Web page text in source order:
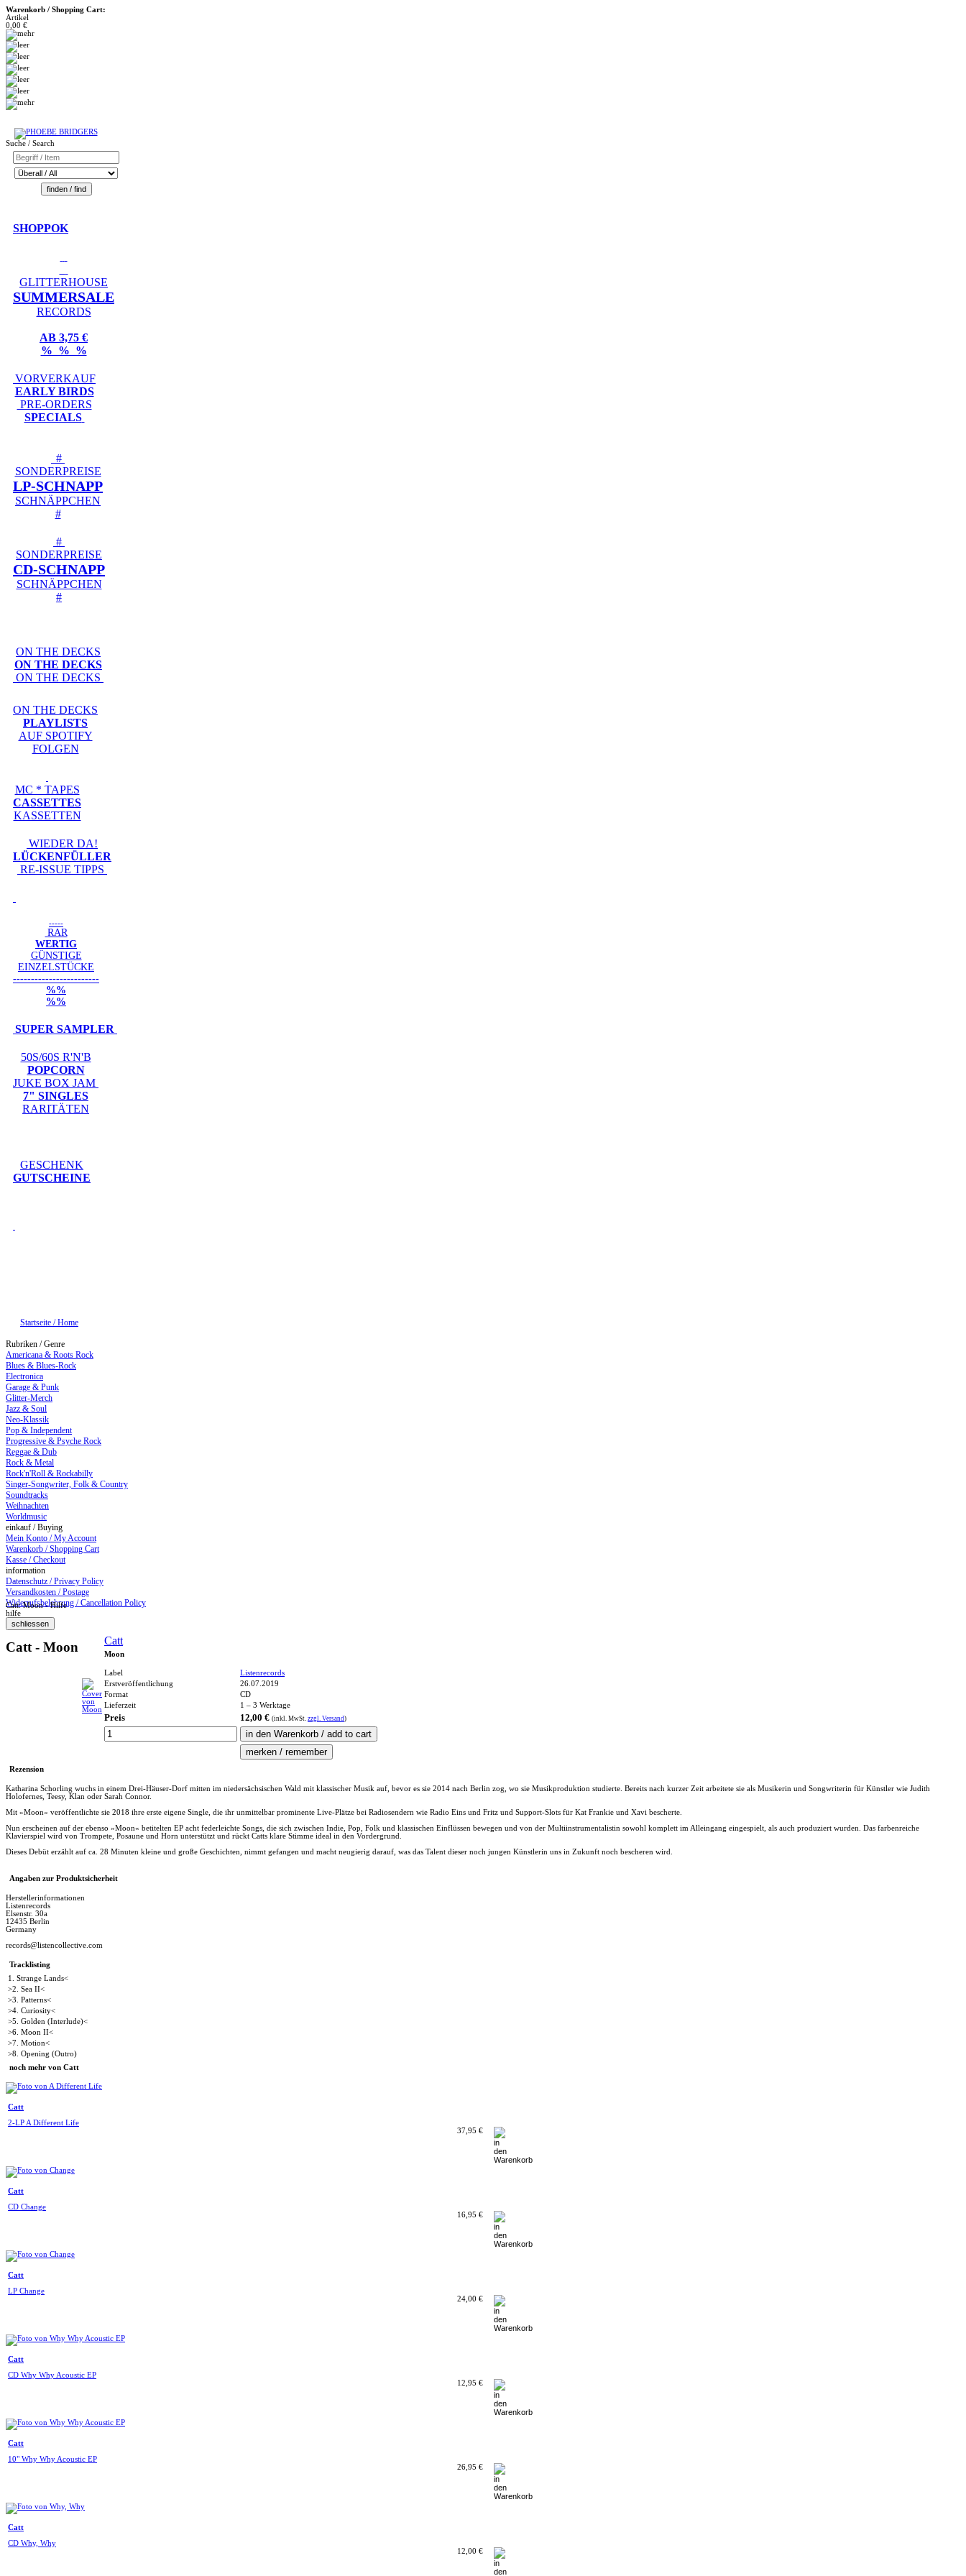
Warenkorb / Shopping Cart:
Artikel
0,00 €
Suche / Search
SHOPPOK
GLITTERHOUSE
SUMMERSALE
RECORDS
AB 3,75 €
% % %
VORVERKAUF
EARLY BIRDS
PRE-ORDERS
SPECIALS
#
SONDERPREISE
LP-SCHNAPP
SCHNÄPPCHEN
#
#
SONDERPREISE
CD-SCHNAPP
SCHNÄPPCHEN
#
ON THE DECKS
ON THE DECKS
ON THE DECKS
ON THE DECKS
PLAYLISTS
AUF SPOTIFY
FOLGEN
MC * TAPES
CASSETTES
KASSETTEN
WIEDER DA!
LÜCKENFÜLLER
RE-ISSUE TIPPS
-----
RAR
WERTIG
GÜNSTIGE
EINZELSTÜCKE
------------------------
%%
%%
SUPER SAMPLER
50S/60S R'N'B
POPCORN
JUKE BOX JAM
7" SINGLES
RARITÄTEN
GESCHENK
GUTSCHEINE
Startseite / Home
Rubriken / Genre
Americana & Roots Rock
Blues & Blues-Rock
Electronica
Garage & Punk
Glitter-Merch
Jazz & Soul
Neo-Klassik
Pop & Independent
Progressive & Psyche Rock
Reggae & Dub
Rock & Metal
Rock'n'Roll & Rockabilly
Singer-Songwriter, Folk & Country
Soundtracks
Weihnachten
Worldmusic
einkauf / Buying
Mein Konto / My Account
Warenkorb / Shopping Cart
Kasse / Checkout
information
Datenschutz / Privacy Policy
Versandkosten / Postage
Widerrufsbelehrung / Cancellation Policy
Catt: Moon - Hilfe
hilfe
Catt - Moon Catt
Moon
Label
Listenrecords
Erstveröffentlichung
26.07.2019
Format
CD
Lieferzeit
1 – 3 Werktage
Preis 12,00 € (inkl. MwSt. zzgl. Versand)
Rezension
Katharina Schorling wuchs in einem Drei-Häuser-Dorf mitten im niedersächsischen Wald mit klassischer Musik auf, bevor es sie 2014 nach Berlin zog, wo sie Musikproduktion studierte. Bereits nach kurzer Zeit arbeitete sie als Musikerin und Songwriterin für Künstler wie Judith
Holofernes, Teesy, Klan oder Sarah Connor.
Mit »Moon« veröffentlichte sie 2018 ihre erste eigene Single, die ihr unmittelbar prominente Live-Plätze bei Radiosendern wie Radio Eins und Fritz und Support-Slots für Kat Frankie und Xavi bescherte.
Nun erscheinen auf der ebenso »Moon« betitelten EP acht federleichte Songs, die sich zwischen Indie, Pop, Folk und klassischen Einflüssen bewegen und von der Multiinstrumentalistin sowohl komplett im Alleingang eingespielt, als auch produziert wurden. Das farbenreiche
Klavierspiel wird von Trompete, Posaune und Horn unterstützt und rückt Catts klare Stimme ideal in den Vordergrund.
Dieses Debüt erzählt auf ca. 28 Minuten kleine und große Geschichten, nimmt gefangen und macht neugierig darauf, was das Talent dieser noch jungen Künstlerin uns in Zukunft noch bescheren wird.
Angaben zur Produktsicherheit
Herstellerinformationen
Listenrecords
Elsenstr. 30a
12435 Berlin
Germany
records@listencollective.com
Tracklisting
1. Strange Lands<
>2. Sea II<
>3. Patterns<
>4. Curiosity<
>5. Golden (Interlude)<
>6. Moon II<
>7. Motion<
>8. Opening (Outro)
noch mehr von Catt
Catt
2-LP A Different Life
37,95 €
Catt
CD Change
16,95 €
Catt
LP Change
24,00 €
Catt
CD Why Why Acoustic EP
12,95 €
Catt
10" Why Why Acoustic EP
26,95 €
Catt
CD Why, Why
12,00 €